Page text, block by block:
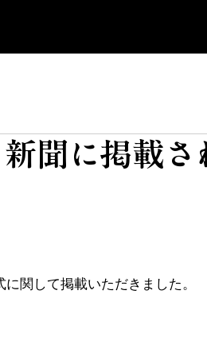
聞に掲載さ
関して掲載いただきました。